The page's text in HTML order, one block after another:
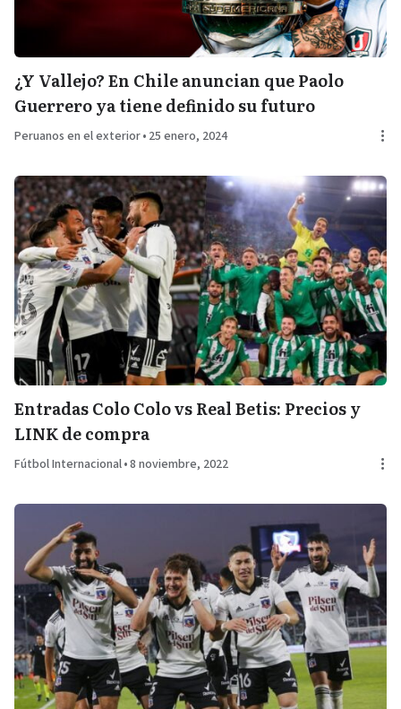
¿Y Vallejo? En Chile anuncian que Paolo
Guerrero ya tiene definido su futuro
Peruanos en el exterior• 25 enero, 2024
Entradas Colo Colo vs Real Betis: Precios y
LINK de compra
Fútbol Internacional•8 noviembre, 2022